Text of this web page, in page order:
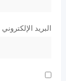
البريد الإلكتروني